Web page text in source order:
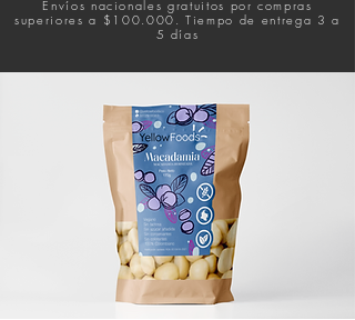
Envíos nacionales gratuitos por compras
superiores a $100.000. Tiempo de entrega 3 a
5 días